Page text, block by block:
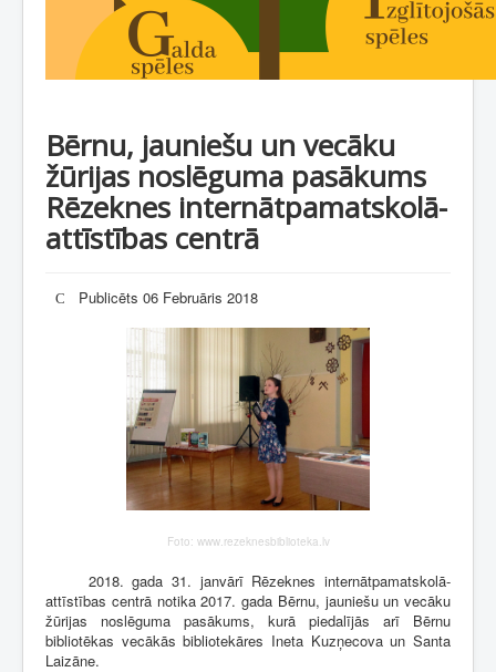
Bērnu, jauniešu un vecāku
žūrijas noslēguma pasākums
Rēzeknes internātpamatskolā-
attīstības centrā
Publicēts 06 Februāris 2018
Foto: www.rezeknesbiblioteka.lv
2018. gada 31. janvārī Rēzeknes internātpamatskolā-
attīstības centrā notika 2017. gada Bērnu, jauniešu un vecāku
žūrijas noslēguma pasākums, kurā piedalījās arī Bērnu
bibliotēkas vecākās bibliotekāres Ineta Kuzņecova un Santa
Laizāne.